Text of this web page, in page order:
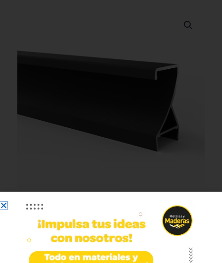
Perfil Manija Z Para Tablero
15mm X 3m Negro